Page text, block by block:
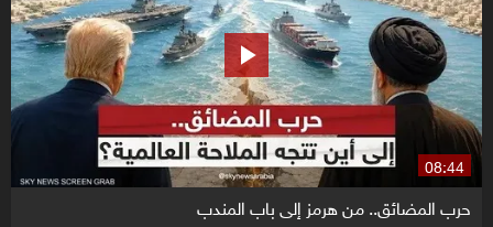
08:44
حرب المضائق.. من هرمز إلى باب المندب